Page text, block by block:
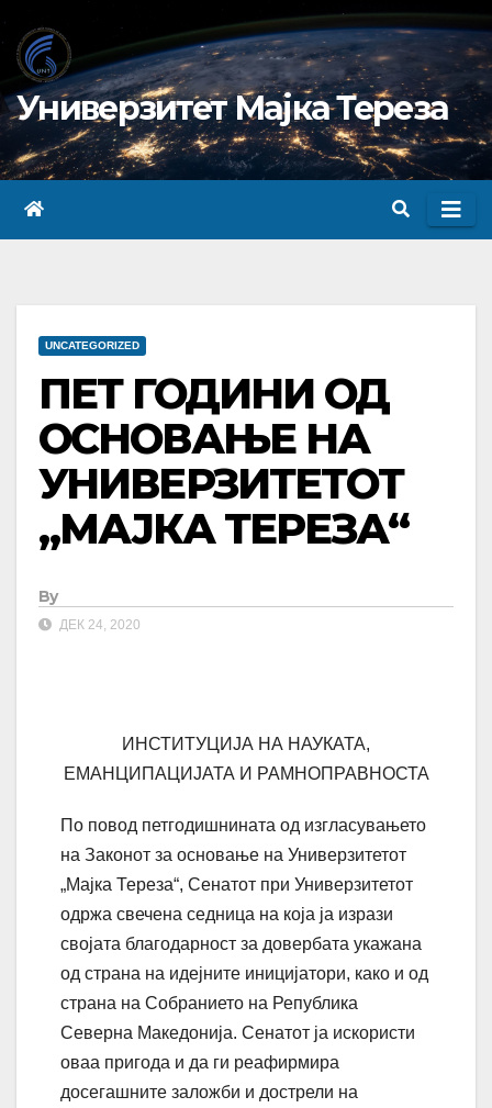
to
content
Универзитет Мајка Тереза
UNCATEGORIZED
ПЕТ ГОДИНИ ОД
ОСНОВАЊЕ НА
УНИВЕРЗИТЕТОТ
„МАЈКА ТЕРЕЗА“
By
ДЕК 24, 2020
ИНСТИТУЦИЈА НА НАУКАТА,
ЕМАНЦИПАЦИЈАТА И РАМНОПРАВНОСТА
По повод петгодишнината од изгласувањето
на Законот за основање на Универзитетот
„Мајка Тереза“, Сенатот при Универзитетот
одржа свечена седница на која ја изрази
својата благодарност за довербата укажана
од страна на идејните иницијатори, како и од
страна на Собранието на Република
Северна Македонија. Сенатот ја искористи
оваа пригода и да ги реафирмира
досегашните заложби и дострели на